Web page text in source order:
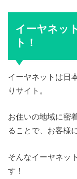
イーヤネッ
ト！
イーヤネットは日
りサイト。
お住いの地域に密
ることで、お客様
そんなイーヤネッ
す！